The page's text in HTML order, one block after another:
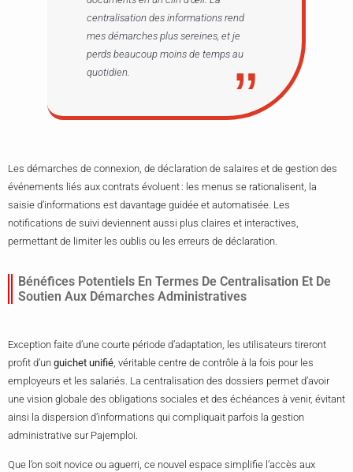
centralisation des informations rend
mes démarches plus sereines, et je
perds beaucoup moins de temps au
quotidien.
Les démarches de connexion, de déclaration de salaires et de gestion des
événements liés aux contrats évoluent : les menus se rationalisent, la
saisie d’informations est davantage guidée et automatisée. Les
notifications de suivi deviennent aussi plus claires et interactives,
permettant de limiter les oublis ou les erreurs de déclaration.
Bénéfices Potentiels En Termes De Centralisation Et De
Soutien Aux Démarches Administratives
Exception faite d’une courte période d’adaptation, les utilisateurs tireront
profit d’un guichet unifié, véritable centre de contrôle à la fois pour les
employeurs et les salariés. La centralisation des dossiers permet d’avoir
une vision globale des obligations sociales et des échéances à venir, évitant
ainsi la dispersion d’informations qui compliquait parfois la gestion
administrative sur Pajemploi.
Que l’on soit novice ou aguerri, ce nouvel espace simplifie l’accès aux